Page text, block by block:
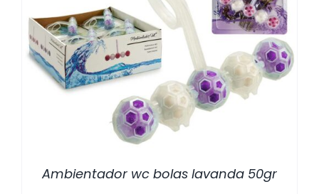
/ DETALLES
Ambientador wc bolas lavanda 50gr